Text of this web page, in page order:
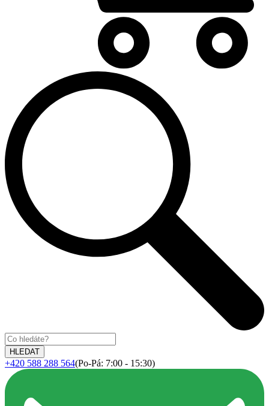
+420 588 288 564(Po-Pá: 7:00 - 15:30)